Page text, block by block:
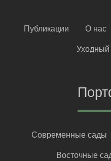
Публикации О нас
Уходный
Современные сады
Восточные